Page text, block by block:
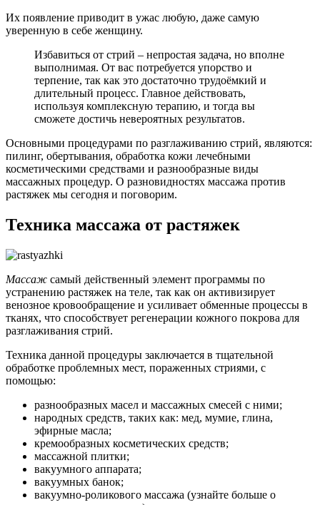
Их появление приводит в ужас любую, даже самую
уверенную в себе женщину.
Избавиться от стрий – непростая задача, но вполне
выполнимая. От вас потребуется упорство и
терпение, так как это достаточно трудоёмкий и
длительный процесс. Главное действовать,
используя комплексную терапию, и тогда вы
сможете достичь невероятных результатов.
Основными процедурами по разглаживанию стрий, являются:
пилинг, обертывания, обработка кожи лечебными
косметическими средствами и разнообразные виды
массажных процедур. О разновидностях массажа против
растяжек мы сегодня и поговорим.
Техника массажа от растяжек
Массаж самый действенный элемент программы по
устранению растяжек на теле, так как он активизирует
венозное кровообращение и усиливает обменные процессы в
тканях, что способствует регенерации кожного покрова для
разглаживания стрий.
Техника данной процедуры заключается в тщательной
обработке проблемных мест, пораженных стриями, с
помощью:
разнообразных масел и массажных смесей с ними;
народных средств, таких как: мед, мумие, глина,
эфирные масла;
кремообразных косметических средств;
массажной плитки;
вакуумного аппарата;
вакуумных банок;
вакуумно-роликового массажа (узнайте больше о